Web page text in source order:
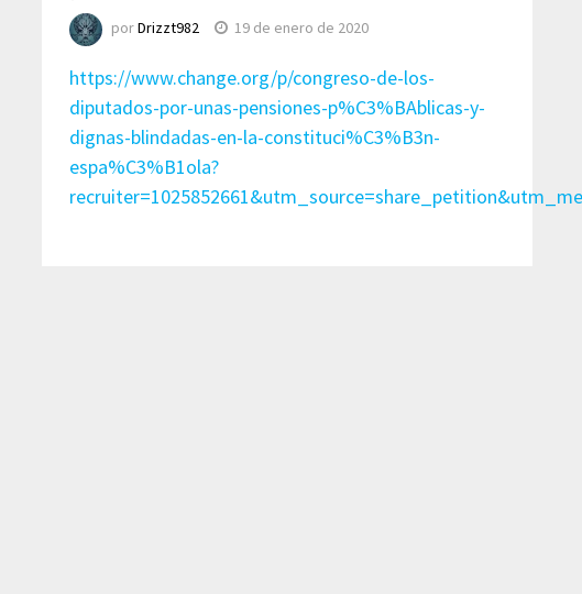
porDrizzt982 19 de enero de 2020
https://www.change.org/p/congreso-de-los-
diputados-por-unas-pensiones-p%C3%BAblicas-y-
dignas-blindadas-en-la-constituci%C3%B3n-
espa%C3%B1ola?